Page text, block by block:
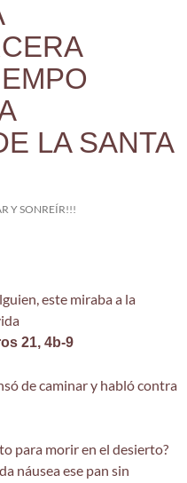
LA SANTA
Y SONREÍR!!!
este miraba a la
21, 4b-9
de caminar y habló contra
para morir en el desierto?
náusea ese pan sin